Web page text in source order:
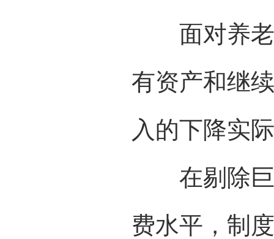
面对养老
有资产和继
入的下降实
在剔除巨
费水平，制